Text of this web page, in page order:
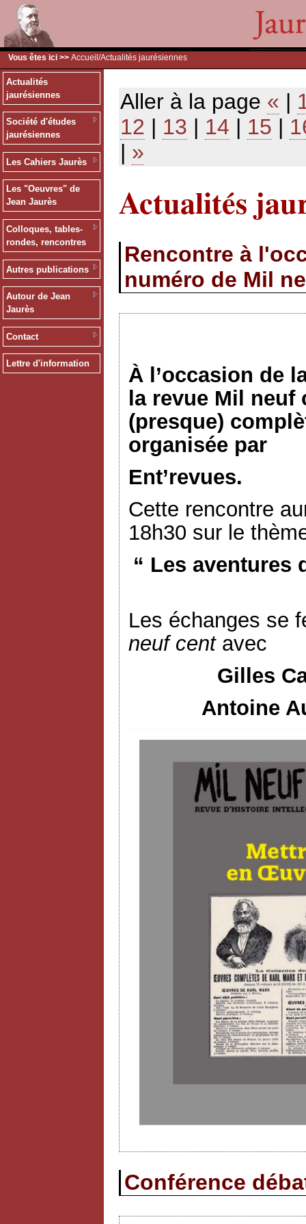
Vous êtes ici >> Accueil /Actualités jaurésiennes
Actualités
jaurésiennes
Société d'études
jaurésiennes
Les Cahiers Jaurès
Les "Oeuvres" de
Jean Jaurès
Colloques, tables-
rondes, rencontres
Autres publications
Autour de Jean
Jaurès
Contact
Lettre d'information
Aller à la page « |
12 | 13 | 14 | 15 |
| »
Actualités
Rencontre à
numéro de Mil
À l’occasion de
la revue Mil
(presque)
organisée par
Ent’revues.
Cette rencontre
18h30 sur le
“ Les aventures
Les échanges se
neuf centavec
Gilles
Antoine
Conférence